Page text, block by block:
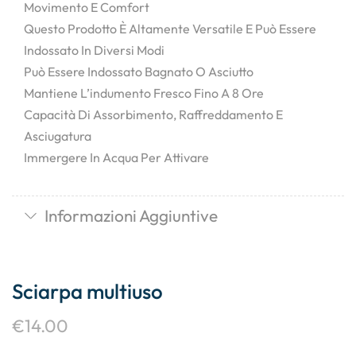
Movimento E Comfort
Questo Prodotto È Altamente Versatile E Può Essere
Indossato In Diversi Modi
Può Essere Indossato Bagnato O Asciutto
Mantiene L’indumento Fresco Fino A 8 Ore
Capacità Di Assorbimento, Raffreddamento E
Asciugatura
Immergere In Acqua Per Attivare
Informazioni Aggiuntive
Sciarpa multiuso
€14.00